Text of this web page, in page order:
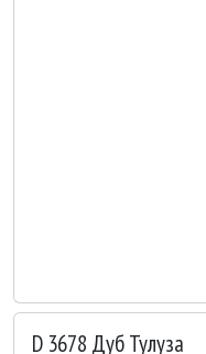
D 3678 Дуб Тулуза